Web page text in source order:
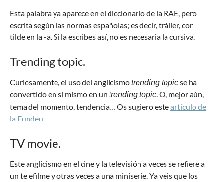
Esta palabra ya aparece en el diccionario de la RAE, pero
escrita según las normas españolas; es decir, tráiler, con
tilde en la -a. Si la escribes así, no es necesaria la cursiva.
Trending topic.
Curiosamente, el uso del anglicismotrending topicse ha
convertido en sí mismo en un trending topic. O, mejor aún,
tema del momento, tendencia… Os sugiero esteartículo de
la Fundeu.
TV movie.
Este anglicismo en el cine y la televisión a veces se refiere a
un telefilme y otras veces a una miniserie. Ya veis que los